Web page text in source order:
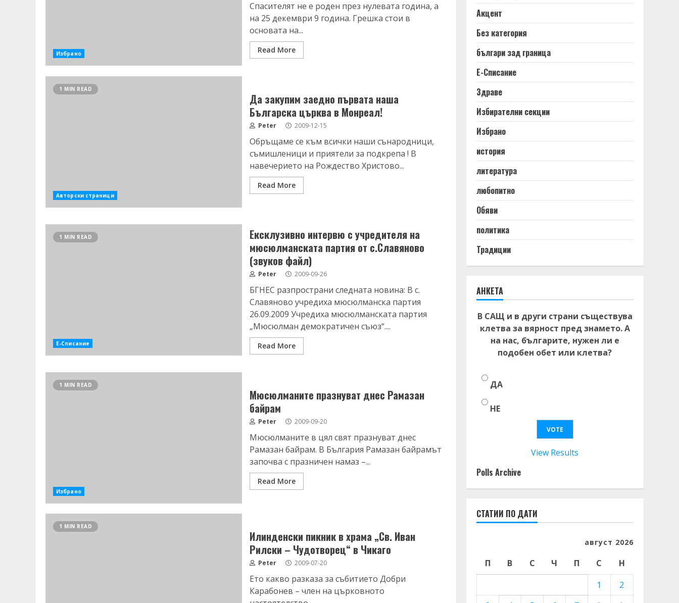
Избрано
Спасителят не е роден през нулевата година, а
на 25 декември 9 година. Грешка стои в
основата на...
Read More
1 MIN READ
Авторски страници
Да закупим заедно първата наша
Българска църква в Монреал!
Peter 2009-12-15
Обръщаме се към всички наши сънародници,
съмишленици и приятели за подкрепа ! В
навечерието на Рождество Христово...
Read More
1 MIN READ
Е-Списание
Ексклузивно интервю с учредителя на
мюсюлманската партия от с.Славяново
(звуков файл)
Peter 2009-09-26
БГНЕС разпространи следната новина: В с.
Славяново учредиха мюсюлманска партия
26.09.2009 Учредиха мюсюлманската партия
„Мюсюлман демократичен съюз“....
Read More
1 MIN READ
Избрано
Мюсюлманите празнуват днес Рамазан
байрам
Peter 2009-09-20
Мюсюлманите в цял свят празнуват днес
Рамазан байрам. В България Рамазан байрамът
започва с празничен намаз –...
Read More
1 MIN READ
Илинденски пикник в храма „Св. Иван
Рилски – Чудотворец“ в Чикаго
Peter 2009-07-20
Ето какво разказа за събитието Добри
Карабонев – член на църковното
Акцент
Без категория
българи зад граница
Е-Списание
Здраве
Избирателни секции
Избрано
история
литература
любопитно
Обяви
политика
Традиции
АНКЕТА
В САЩ и в други страни съществува
клетва за вярност пред знамето. А
на нас, българите, нужен ли е
подобен обет или клетва?
ДА
НЕ
View Results
Polls Archive
СТАТИИ ПО ДАТИ
август 2026
П В С Ч П С
Н
1
2